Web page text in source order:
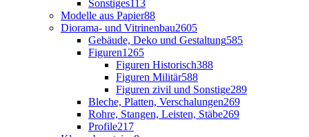
Sonstiges113
Modelle aus Papier88
Diorama- und Vitrinenbau2605
Gebäude, Deko und Gestaltung585
Figuren1265
Figuren Historisch388
Figuren Militär588
Figuren zivil und Sonstige289
Bleche, Platten, Verschalungen269
Rohre, Stangen, Leisten, Stäbe269
Profile217